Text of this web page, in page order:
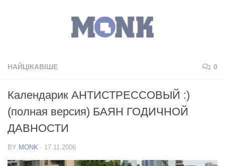
НАЙЦІКАВІШЕ 0
Календарик АНТИСТРЕССОВЫЙ :)
(полная версия) БАЯН ГОДИЧНОЙ
ДАВНОСТИ
BY MONK · 17.11.2006